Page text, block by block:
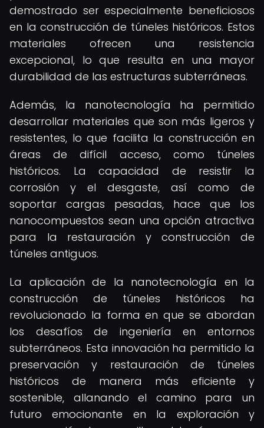
demostrado ser especialmente beneficiosos
en la construcción de túneles históricos. Estos
materiales ofrecen una resistencia
excepcional, lo que resulta en una mayor
durabilidad de las estructuras subterráneas.
Además, la nanotecnología ha permitido
desarrollar materiales que son más ligeros y
resistentes, lo que facilita la construcción en
áreas de difícil acceso, como túneles
históricos. La capacidad de resistir la
corrosión y el desgaste, así como de
soportar cargas pesadas, hace que los
nanocompuestos sean una opción atractiva
para la restauración y construcción de
túneles antiguos.
La aplicación de la nanotecnología en la
construcción de túneles históricos ha
revolucionado la forma en que se abordan
los desafíos de ingeniería en entornos
subterráneos. Esta innovación ha permitido la
preservación y restauración de túneles
históricos de manera más eficiente y
sostenible, allanando el camino para un
futuro emocionante en la exploración y